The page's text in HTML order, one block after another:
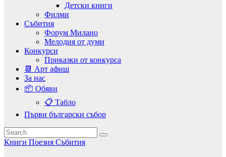
Детски книги
Филми
Събития
Форум Милано
Мелодия от думи
Конкурси
Приказки от конкурса
📆 Арт афиш
За нас
📦 Обяви
📋 Табло
Първи български събор
Книги Поезия Събития